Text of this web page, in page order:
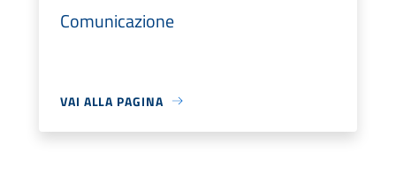
Comunicazione
VAI ALLA PAGINA